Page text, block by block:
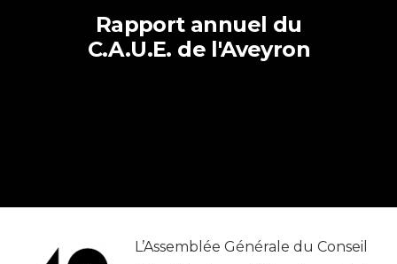
Rapport annuel du
C.A.U.E. de l'Aveyron
L’Assemblée Générale du Conseil